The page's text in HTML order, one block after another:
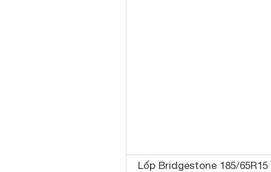
Lốp Bridgestone 185/65R15